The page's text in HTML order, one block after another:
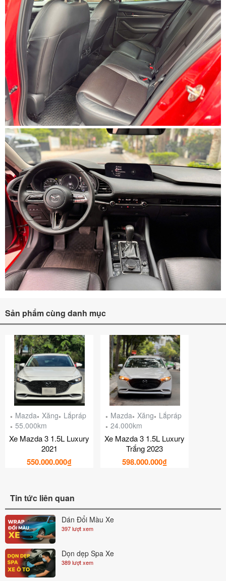
Sản phẩm cùng danh mục
Mazda Xăng Lắpráp
55.000km
Xe Mazda 3 1.5L Luxury
2021
550.000.000₫
Mazda Xăng Lắpráp
24.000km
Xe Mazda 3 1.5L Luxury
Trắng 2023
598.000.000₫
Tin tức liên quan
Dán Đổi Màu Xe
397 lượt xem
Dọn dẹp Spa Xe
389 lượt xem